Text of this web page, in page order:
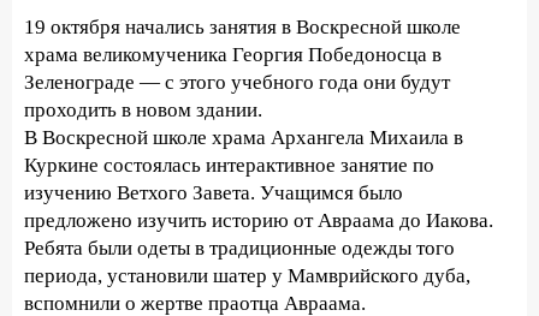
19 октября начались занятия в Воскресной школе
храма великомученика Георгия Победоносца в
Зеленограде — с этого учебного года они будут
проходить в новом здании.
В Воскресной школе храма Архангела Михаила в
Куркине состоялась интерактивное занятие по
изучению Ветхого Завета. Учащимся было
предложено изучить историю от Авраама до Иакова.
Ребята были одеты в традиционные одежды того
периода, установили шатер у Мамврийского дуба,
вспомнили о жертве праотца Авраама.